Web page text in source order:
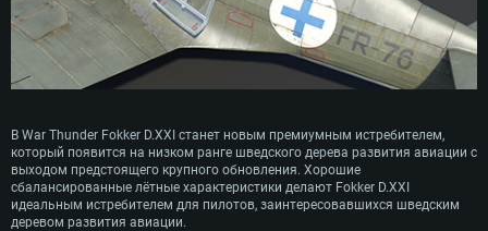
В War Thunder Fokker D.XXI станет новым премиумным истребителем,
который появится на низком ранге шведского дерева развития авиации с
выходом предстоящего крупного обновления. Хорошие
сбалансированные лётные характеристики делают Fokker D.XXI
идеальным истребителем для пилотов, заинтересовавшихся шведским
деревом развития авиации.